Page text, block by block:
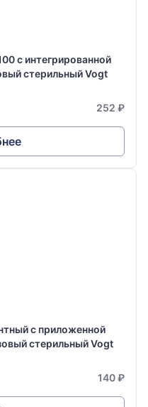
с интегрированной
стерильный Vogt
252 ₽
с приложенной
стерильный Vogt
140 ₽